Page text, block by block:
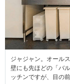
ジャジャン。オール
壁にも先ほどの「バ
ッチンですが、目の